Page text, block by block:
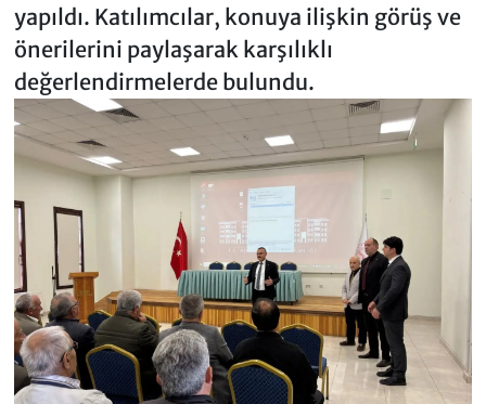
yapıldı. Katılımcılar, konuya ilişkin görüş ve
önerilerini paylaşarak karşılıklı
değerlendirmelerde bulundu.